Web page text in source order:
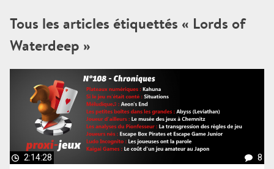
Tous les articles étiquettés « Lords of
Waterdeep »
2:14:28 8